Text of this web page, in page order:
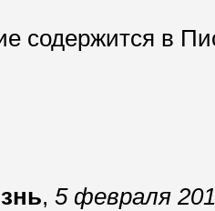
содержится в
, 5 февраля